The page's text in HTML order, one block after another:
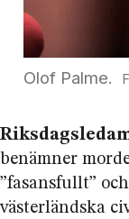
Olof Palme.
benämner
”fasansfullt”
västerländska